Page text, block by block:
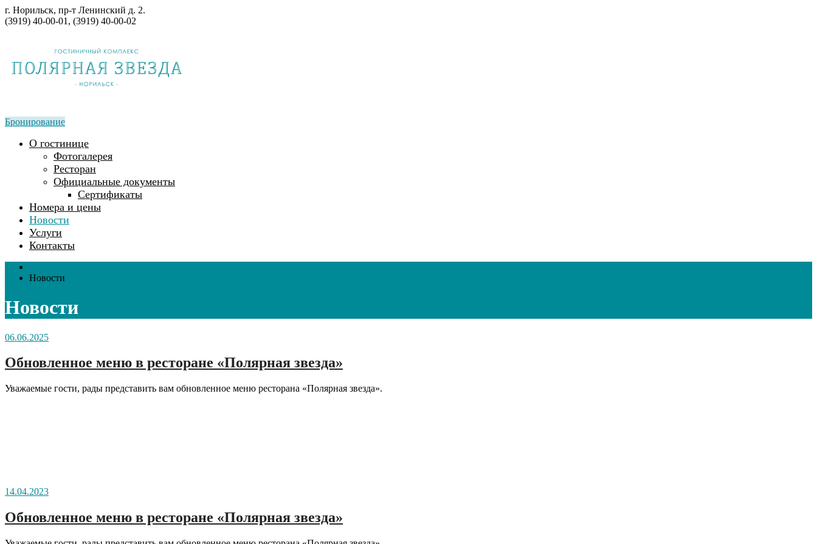
г. Норильск, пр-т Ленинский д. 2.
(3919) 40-00-01, (3919) 40-00-02
Бронирование
О гостинице
Фотогалерея
Ресторан
Официальные документы
Сертификаты
Номера и цены
Новости
Услуги
Контакты
Новости
Новости
06.06.2025
Обновленное меню в ресторане «Полярная звезда»
Уважаемые гости, рады представить вам обновленное меню ресторана «Полярная звезда».
14.04.2023
Обновленное меню в ресторане «Полярная звезда»